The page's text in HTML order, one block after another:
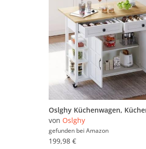
von Oslghy
gefunden bei Amazon
199,98 €